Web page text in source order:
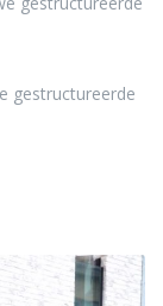
gestructureerde